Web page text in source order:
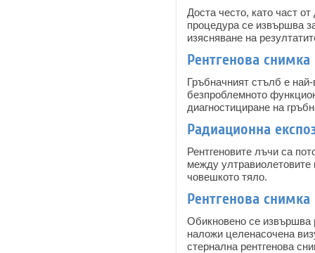
Доста често, като част
процедура се извършва
изясняване на
Рентгенова
Гръбначният стълб е
безпроблемното
диагностициране на
Радиационна
Рентгеновите лъчи са
между
човешкото тяло.
Рентгенова
Обикновено се извършва
наложи целенасочена
стернална рентгенова